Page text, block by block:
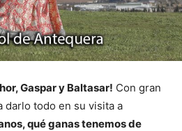
Gaspar y Baltasar! Con gran
darlo todo en su visita a
qué ganas tenemos de